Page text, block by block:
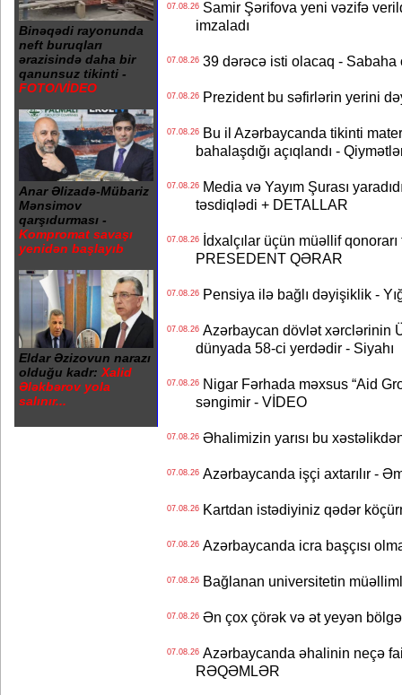
Binəqədi rayonunda
neft buruqları
ərazisində daha bir
qanunsuz tikinti -
FOTO/VİDEO
Anar Əlizadə-Mübariz
Mənsimov
qarşıdurması -
Kompromat savaşı
yenidən başlayıb
Eldar Əzizovun narazı
olduğu kadr: Xalid
Ələkbərov yola
salınır...
07.08.26Samir Şərifova yeni vəzifə
imzaladı
07.08.2639 dərəcə isti olacaq - Sabaha
07.08.26Prezident bu səfirlərin yerini
07.08.26Bu il Azərbaycanda tikinti
bahalaşdığı açıqlandı -
07.08.26Media və Yayım Şurası
təsdiqlədi + DETALLAR
07.08.26İdxalçılar üçün müəllif
PRESEDENT QƏRAR
07.08.26Pensiya ilə bağlı dəyişiklik -
07.08.26Azərbaycan dövlət xərclərinin
dünyada 58-ci yerdədir - Siyahı
07.08.26Nigar Fərhada məxsus “Aid
səngimir - VİDEO
07.08.26Əhalimizin yarısı bu
07.08.26Azərbaycanda işçi axtarılır -
07.08.26Kartdan istədiyiniz qədər
07.08.26Azərbaycanda icra başçısı
07.08.26Bağlanan universitetin
07.08.26Ən çox çörək və ət yeyən
07.08.26Azərbaycanda əhalinin neçə
RƏQƏMLƏR